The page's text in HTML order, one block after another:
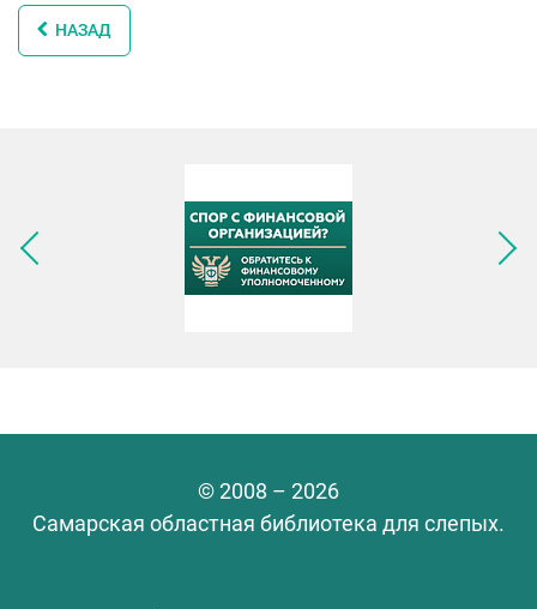
НАЗАД
Следующее изображение
© 2008 – 2026
Самарская областная библиотека для слепых.